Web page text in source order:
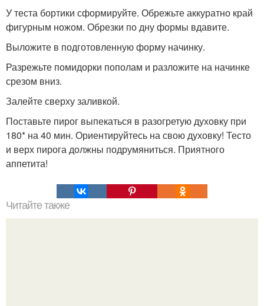
У теста бортики сформируйте. Обрежьте аккуратно край
фигурным ножом. Обрезки по дну формы вдавите.
Выложите в подготовленную форму начинку.
Разрежьте помидорки пополам и разложите на начинке
срезом вниз.
Залейте сверху заливкой.
Поставьте пирог выпекаться в разогретую духовку при
180* на 40 мин. Ориентируйтесь на свою духовку! Тесто
и верх пирога должны подрумяниться. Приятного
аппетита!
Читайте также